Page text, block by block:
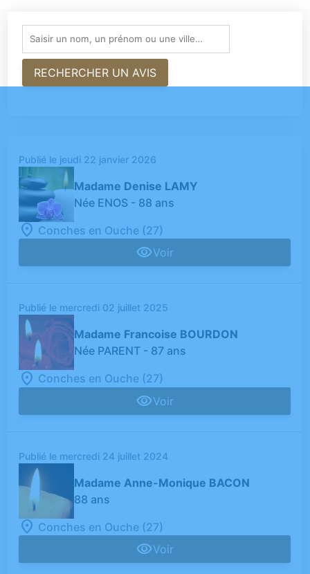
Publié le jeudi 22 janvier 2026
Madame Denise LAMY
Née ENOS - 88 ans
Conches en Ouche (27)
Voir
Publié le mercredi 02 juillet 2025
Madame Francoise BOURDON
Née PARENT - 87 ans
Conches en Ouche (27)
Voir
Publié le mercredi 24 juillet 2024
Madame Anne-Monique BACON
88 ans
Conches en Ouche (27)
Voir